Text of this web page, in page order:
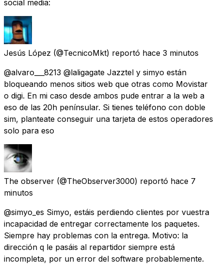
social media:
Jesús López (@TecnicoMkt) reportó hace 3 minutos
@alvaro___8213 @laligagate Jazztel y simyo están
bloqueando menos sitios web que otras como Movistar
o digi. En mi caso desde ambos pude entrar a la web a
eso de las 20h penínsular. Si tienes teléfono con doble
sim, planteate conseguir una tarjeta de estos operadores
solo para eso
The observer (@TheObserver3000) reportó hace 7
minutos
@simyo_es Simyo, estáis perdiendo clientes por vuestra
incapacidad de entregar correctamente los paquetes.
Siempre hay problemas con la entrega. Motivo: la
dirección q le pasáis al repartidor siempre está
incompleta, por un error del software probablemente.